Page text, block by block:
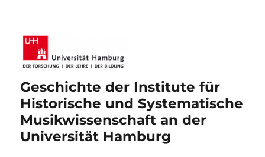
Geschichte der Institute für
Historische und Systematische
Musikwissenschaft an der
Universität Hamburg